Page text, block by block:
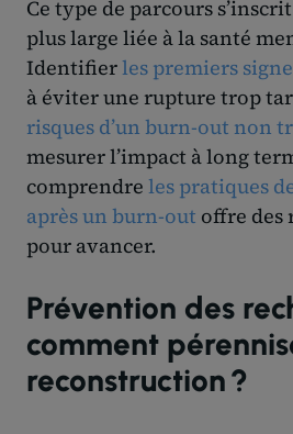
Ce type de parcours
plus large liée à la santé
Identifierles premiers
à éviter une rupture trop
risques d’un burn-out non
mesurer l’impact à long
comprendre les pratiques
après un burn-out offre des
pour avancer.
Prévention des
comment
reconstruction ?